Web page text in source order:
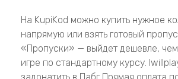
На KupiKod можно купить нужное
напрямую или взять готовый
«Пропуски» — выйдет дешевле, чем
игре по стандартному курсу.